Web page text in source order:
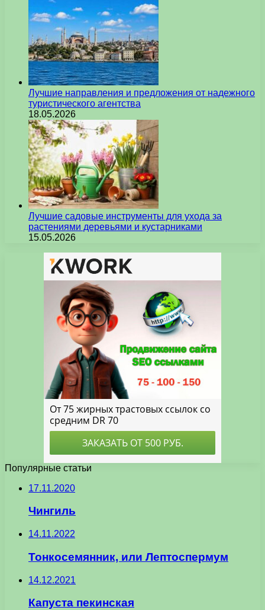
Лучшие направления и предложения от надежного
туристического агентства
18.05.2026
Лучшие садовые инструменты для ухода за
растениями деревьями и кустарниками
15.05.2026
Популярные статьи
17.11.2020
Чингиль
14.11.2022
Тонкосемянник, или Лептоспермум
14.12.2021
Капуста пекинская